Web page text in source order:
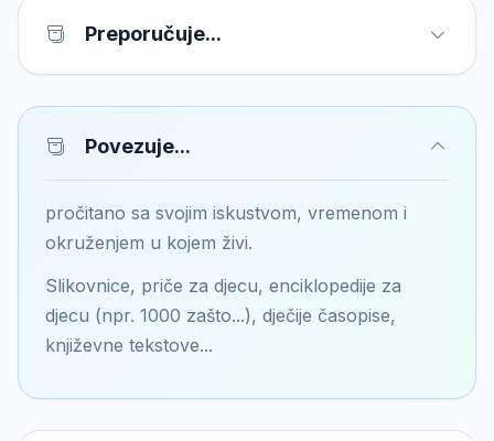
Preporučuje...
Povezuje...
pročitano sa svojim iskustvom, vremenom i
okruženjem u kojem živi.
Slikovnice, priče za djecu, enciklopedije za
djecu (npr. 1000 zašto...), dječije časopise,
književne tekstove...